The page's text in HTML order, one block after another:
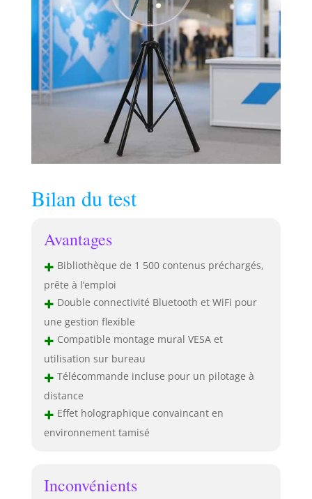
Bilan du test
Avantages
+ Bibliothèque de 1 500 contenus préchargés,
prête à l’emploi
+ Double connectivité Bluetooth et WiFi pour
une gestion flexible
+ Compatible montage mural VESA et
utilisation sur bureau
+ Télécommande incluse pour un pilotage à
distance
+ Effet holographique convaincant en
environnement tamisé
Inconvénients